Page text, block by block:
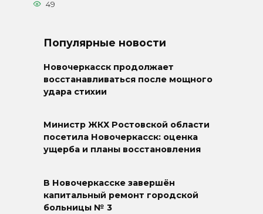
49
Популярные новости
Новочеркасск продолжает
восстанавливаться после мощного
удара стихии
Министр ЖКХ Ростовской области
посетила Новочеркасск: оценка
ущерба и планы восстановления
В Новочеркасске завершён
капитальный ремонт городской
больницы № 3